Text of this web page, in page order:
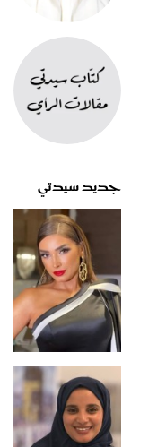
جديد سيدتي